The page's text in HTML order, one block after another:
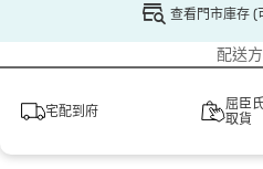
查看門市庫存 (
配送
宅配到府
屈臣
取貨